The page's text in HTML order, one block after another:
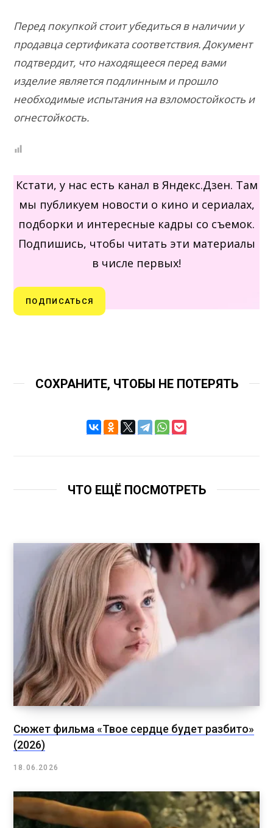
Перед покупкой стоит убедиться в наличии у
продавца сертификата соответствия. Документ
подтвердит, что находящееся перед вами
изделие является подлинным и прошло
необходимые испытания на взломостойкость и
огнестойкость.
Кстати, у нас есть канал в Яндекс.Дзен. Там
мы публикуем новости о кино и сериалах,
подборки и интересные кадры со съемок.
Подпишись, чтобы читать эти материалы
в числе первых!
ПОДПИСАТЬСЯ
СОХРАНИТЕ, ЧТОБЫ НЕ ПОТЕРЯТЬ
ЧТО ЕЩЁ ПОСМОТРЕТЬ
Сюжет фильма «Твое сердце будет разбито»
(2026)
18.06.2026